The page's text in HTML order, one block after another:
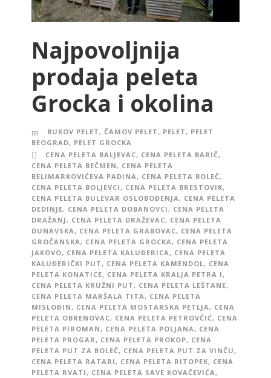
Najpovoljnija
prodaja peleta
Grocka i okolina
BUKOV PELET, ČAMOV PELET, PELET, PELET
BEOGRAD, PELET GROCKA
CENA PELETA BALJEVAC, CENA PELETA BARIČ,
CENA PELETA BEČMEN, CENA PELETA
BELIMARKOVIĆEVA PADINA, CENA PELETA BOLEČ,
CENA PELETA BOLJEVCI, CENA PELETA BRESTOVIK,
CENA PELETA BULEVAR OSLOBOĐENJA, CENA PELETA
DEDINJE, CENA PELETA DOBANOVCI, CENA PELETA
DRAŽANJ, CENA PELETA DRAŽEVAC, CENA PELETA
DUNAVSKA, CENA PELETA GRABOVAC, CENA PELETA
GROČANSKA, CENA PELETA GROCKA, CENA PELETA
JAKOVO, CENA PELETA KALUĐERICA, CENA PELETA
KALUĐERIČKI PUT, CENA PELETA KAMENDOL, CENA
PELETA KONATICE, CENA PELETA KRALJA PETRA I,
CENA PELETA KRUŽNI PUT, CENA PELETA LEŠTANE,
CENA PELETA MARŠALA TITA, CENA PELETA
MISLOĐIN, CENA PELETA MOSTARSKA PETLJA, CENA
PELETA OBRENOVAC, CENA PELETA PETROVČIĆ, CENA
PELETA PIROMAN, CENA PELETA POLJANA, CENA
PELETA PROGAR, CENA PELETA PROKOP, CENA
PELETA PUT ZA BOLEČ, CENA PELETA PUT ZA VINČU,
CENA PELETA RATARI, CENA PELETA RITOPEK, CENA
PELETA RVATI, CENA PELETA SAVE KOVAČEVIĆA,